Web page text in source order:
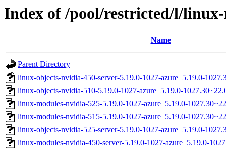
Index of /pool/restricted/l/
Name
Parent Directory
linux-objects-nvidia-450-server-5.19.0-1027-azure_5.19.0-
linux-objects-nvidia-510-5.19.0-1027-azure_5.19.0-
linux-modules-nvidia-525-5.19.0-1027-azure_5.19.0-
linux-modules-nvidia-515-5.19.0-1027-azure_5.19.0-
linux-objects-nvidia-525-server-5.19.0-1027-azure_5.19.0-
linux-modules-nvidia-450-server-5.19.0-1027-azure_5.19.0-